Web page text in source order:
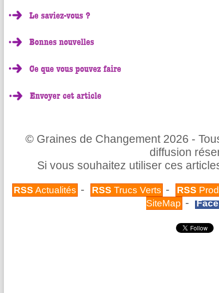
© Graines de Changement 2026 -
diffusion
Si vous souhaitez utiliser ces
RSS Actualités - RSS Trucs Verts - RSS
SiteMap -